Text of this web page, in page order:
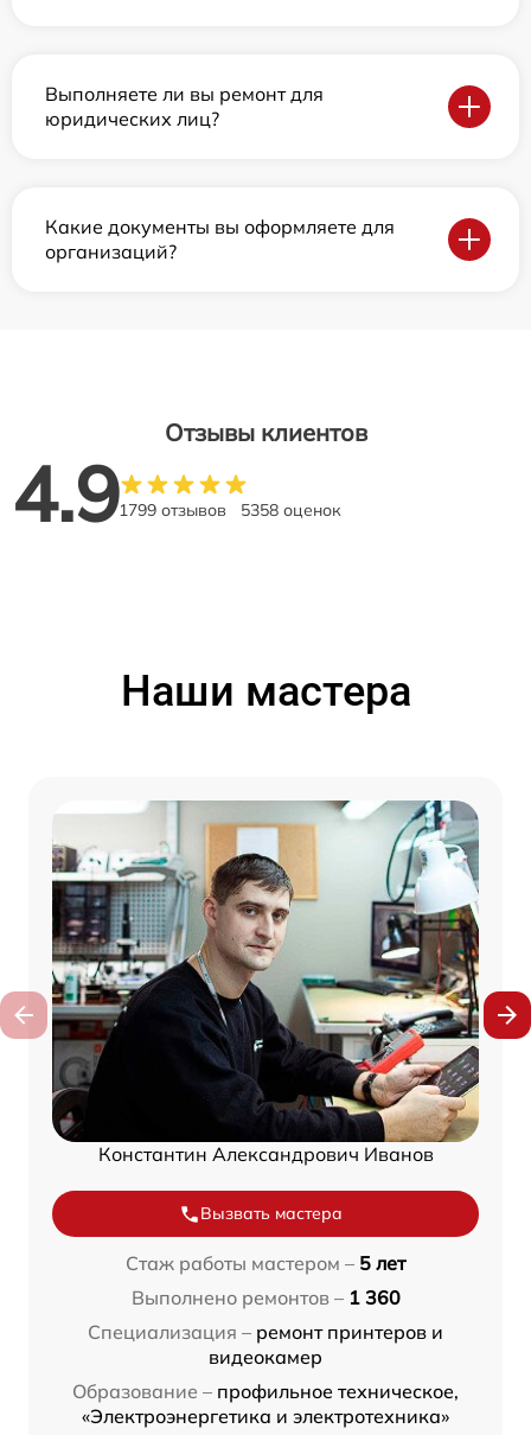
Выполняете ли вы ремонт для
юридических лиц?
Какие документы вы оформляете для
организаций?
Отзывы клиентов
4.91799 отзывов 5358 оценок
Наши мастера
Константин Александрович Иванов
Вызвать мастера
Стаж работы мастером – 5 лет
Выполнено ремонтов – 1 360
Специализация – ремонт принтеров и
видеокамер
Образование – профильное техническое,
«Электроэнергетика и электротехника»